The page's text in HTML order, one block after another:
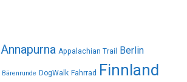
Annapurna Appalachian Trail Berlin
Bärenrunde DogWalk Fahrrad Finnland